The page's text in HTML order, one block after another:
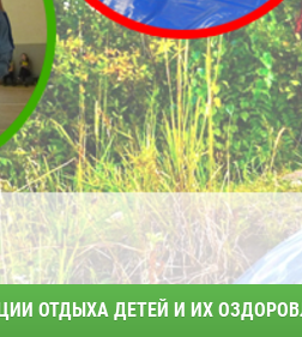
ОТДЫХА ДЕТЕЙ И ИХ